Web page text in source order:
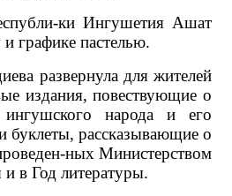
ки Ингушетия Ашат
графике пастелью.
развернула для жителей
издания, повествующие о
народа и его
буклеты, рассказывающие о
ных Министерством
в Год литературы.